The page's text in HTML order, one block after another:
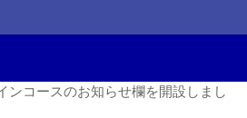
ンコースのお知らせ欄を開設しまし